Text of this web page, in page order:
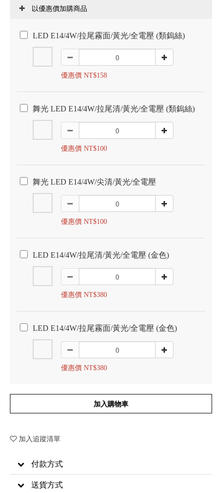
以優惠價加購商品
LED E14/4W/拉尾霧面/黃光/全電壓 (類鎢絲)
優惠價 NT$158
舞光 LED E14/4W/拉尾清/黃光/全電壓 (類鎢絲)
優惠價 NT$100
舞光 LED E14/4W/尖清/黃光/全電壓
優惠價 NT$100
LED E14/4W/拉尾清/黃光/全電壓 (金色)
優惠價 NT$380
LED E14/4W/拉尾霧面/黃光/全電壓 (金色)
優惠價 NT$380
加入購物車
加入追蹤清單
付款方式
送貨方式